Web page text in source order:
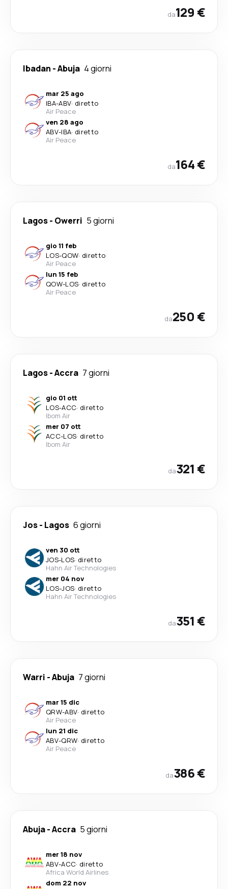
da129 €
Ibadan -Abuja 4 giorni
mar 25 ago
IBA-ABV· diretto
Air Peace
ven 28 ago
ABV-IBA· diretto
Air Peace
da164 €
Lagos- Owerri 5 giorni
gio 11 feb
LOS-QOW· diretto
Air Peace
lun 15 feb
QOW-LOS· diretto
Air Peace
da250 €
Lagos-Accra 7 giorni
gio 01 ott
LOS-ACC· diretto
Ibom Air
mer 07 ott
ACC-LOS· diretto
Ibom Air
da321 €
Jos- Lagos 6 giorni
ven 30 ott
JOS-LOS· diretto
Hahn Air Technologies
mer 04 nov
LOS-JOS· diretto
Hahn Air Technologies
da351 €
Warri -Abuja 7 giorni
mar 15 dic
QRW-ABV· diretto
Air Peace
lun 21 dic
ABV-QRW· diretto
Air Peace
da386 €
Abuja-Accra 5 giorni
mer 18 nov
ABV-ACC· diretto
Africa World Airlines
dom 22 nov